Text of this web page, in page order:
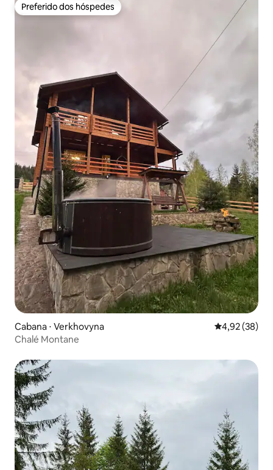
Preferido dos hóspedes
Preferido dos hóspedes
Cabana ⋅ Verkhovyna 4,92 de uma
4,92 (38)
Chalé Montane